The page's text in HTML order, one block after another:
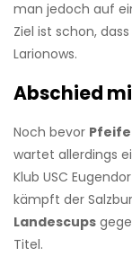
man jedoch auf
Ziel ist schon,
Larionows.
Abschied
Noch bevor
wartet allerdings
Klub USC
kämpft der
Landescups
Titel.